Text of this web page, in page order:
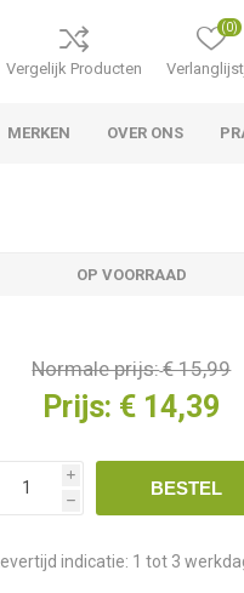
Vergelijk Producten
(0)
MERKEN OVER ONS
OP VOORRAAD
Normale prijs:€ 15,99
Prijs: € 14,39
i
h
BESTEL
Levertijd indicatie: 1 tot 3